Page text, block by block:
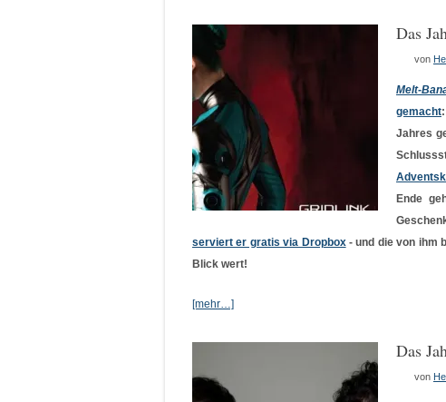
Das
von
Melt-
gemacht:
Jahres
Ende
serviert er gratis via Dropbox- und die von ihm
Blick wert!
[mehr…]
Das
von